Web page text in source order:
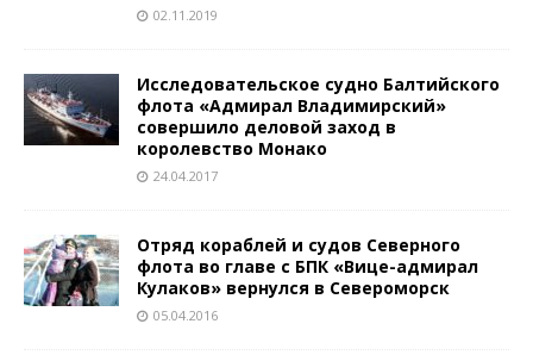
02.11.2019
Исследовательское судно Балтийского
флота «Адмирал Владимирский»
совершило деловой заход в
королевство Монако
24.04.2017
Отряд кораблей и судов Северного
флота во главе с БПК «Вице-адмирал
Кулаков» вернулся в Североморск
05.04.2016